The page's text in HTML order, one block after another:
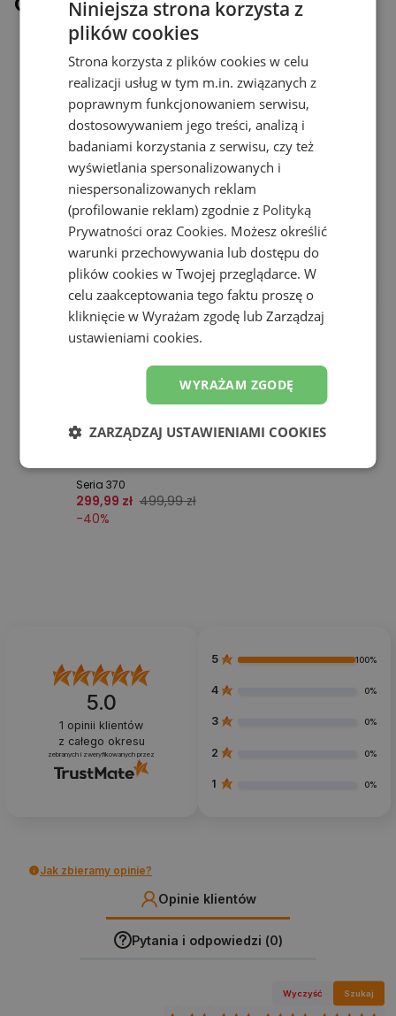
Promocja
Seria 370
299,99 zł 499,99 zł
-40%
5.0
1 opinii klientów
z całego okresu
zebranych i zweryfikowanych przez
5 100%
4 0%
3 0%
2 0%
1 0%
Jak zbieramy opinie?
Opinie klientów
Pytania i odpowiedzi (0)
Wyczyść Szukaj
Niniejsza strona korzysta z
plików cookies
Strona korzysta z plików cookies w celu
realizacji usług w tym m.in. związanych z
poprawnym funkcjonowaniem serwisu,
dostosowywaniem jego treści, analizą i
badaniami korzystania z serwisu, czy też
wyświetlania spersonalizowanych i
niespersonalizowanych reklam
(profilowanie reklam) zgodnie z Polityką
Prywatności oraz Cookies. Możesz określić
warunki przechowywania lub dostępu do
plików cookies w Twojej przeglądarce. W
celu zaakceptowania tego faktu proszę o
kliknięcie w Wyrażam zgodę lub Zarządzaj
ustawieniami cookies.
WYRAŻAM ZGODĘ
ZARZĄDZAJ USTAWIENIAMI COOKIES